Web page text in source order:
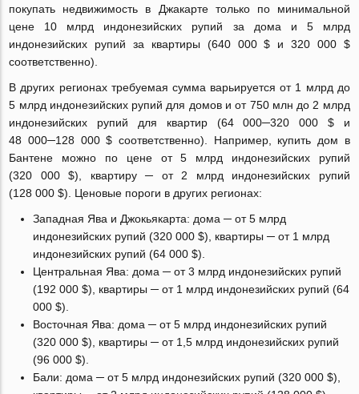
покупать недвижимость в Джакарте только по минимальной
цене 10 млрд индонезийских рупий за дома и 5 млрд
индонезийских рупий за квартиры (640 000 $ и 320 000 $
соответственно).
В других регионах требуемая сумма варьируется от 1 млрд до
5 млрд индонезийских рупий для домов и от 750 млн до 2 млрд
индонезийских рупий для квартир (64 000─320 000 $ и
48 000─128 000 $ соответственно). Например, купить дом в
Бантене можно по цене от 5 млрд индонезийских рупий
(320 000 $), квартиру ─ от 2 млрд индонезийских рупий
(128 000 $). Ценовые пороги в других регионах:
Западная Ява и Джокьякарта: дома ─ от 5 млрд
индонезийских рупий (320 000 $), квартиры ─ от 1 млрд
индонезийских рупий (64 000 $).
Центральная Ява: дома ─ от 3 млрд индонезийских рупий
(192 000 $), квартиры ─ от 1 млрд индонезийских рупий (64
000 $).
Восточная Ява: дома ─ от 5 млрд индонезийских рупий
(320 000 $), квартиры ─ от 1,5 млрд индонезийских рупий
(96 000 $).
Бали: дома ─ от 5 млрд индонезийских рупий (320 000 $),